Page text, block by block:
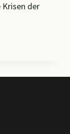
Krisen der